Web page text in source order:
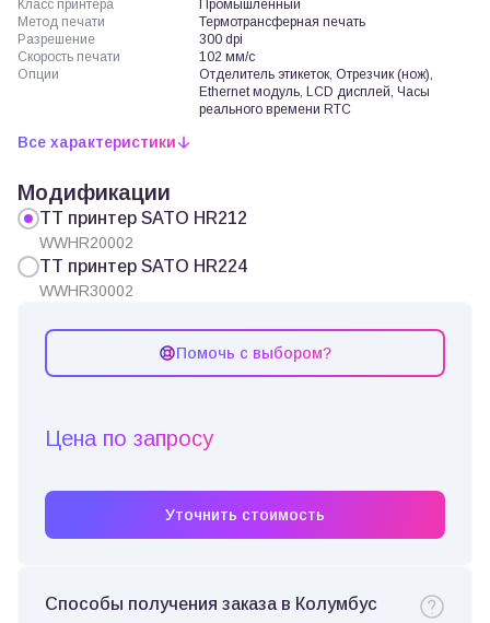
Класс принтера
Промышленный
Метод печати
Термотрансферная печать
Разрешение
300 dpi
Скорость печати
102 мм/с
Опции
Отделитель этикеток, Отрезчик (нож),
Ethernet модуль, LCD дисплей, Часы
реального времени RTC
Все характеристики
Модификации
ТТ принтер SATO HR212
WWHR20002
ТТ принтер SATO HR224
WWHR30002
Помочь с выбором?
Цена по запросу
Уточнить стоимость
Способы получения заказа в Колумбус